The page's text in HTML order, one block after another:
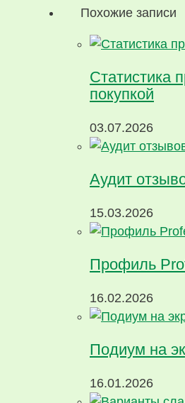
Похожие записи
Статистика
покупкой
03.07.2026
Аудит
15.03.2026
Профиль
16.02.2026
Подиум на
16.01.2026